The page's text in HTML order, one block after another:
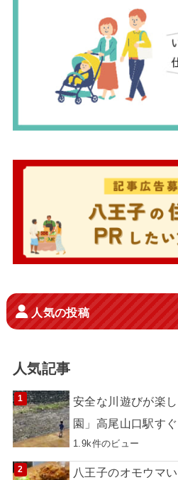
人気の投稿
人気記事
安全な川遊びが楽
園」高尾山口駅すぐ
1.9k件のビュー
八王子のオモウマ